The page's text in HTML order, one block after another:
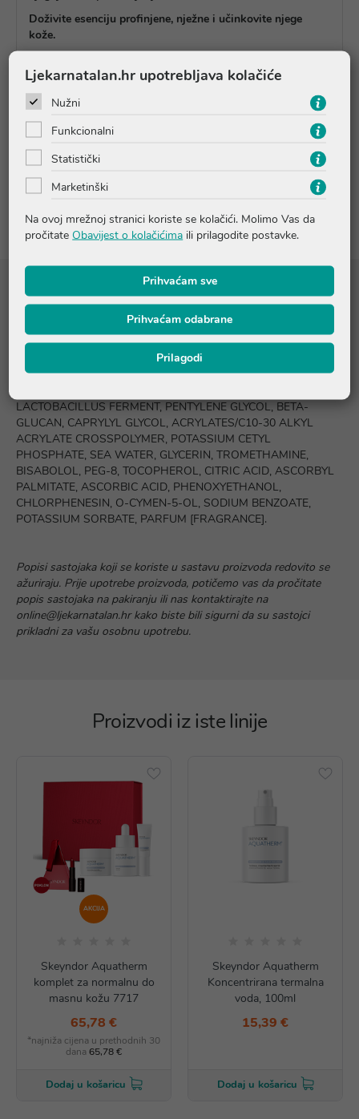
Doživite esenciju profinjene, nježne i učinkovite njege
kože.
Upute o proizvodu
Pitanja i odgovori
Recenzije
Sastojci
AQUA [WATER], C15-19 ALKANE, PEG-30 GLYCERYL
STEARATE, C12-20 ACID PEG-8 ESTER, BUTYLENE GLYCOL,
HAMAMELIS VIRGINIANA [WITCH HAZEL] WATER, CETYL
LACTOBACILLUS FERMENT, PENTYLENE GLYCOL, BETA-
GLUCAN, CAPRYLYL GLYCOL, ACRYLATES/C10-30 ALKYL
ACRYLATE CROSSPOLYMER, POTASSIUM CETYL
PHOSPHATE, SEA WATER, GLYCERIN, TROMETHAMINE,
BISABOLOL, PEG-8, TOCOPHEROL, CITRIC ACID, ASCORBYL
PALMITATE, ASCORBIC ACID, PHENOXYETHANOL,
CHLORPHENESIN, O-CYMEN-5-OL, SODIUM BENZOATE,
POTASSIUM SORBATE, PARFUM [FRAGRANCE].
Popisi sastojaka koji se koriste u sastavu proizvoda redovito se
ažuriraju. Prije upotrebe proizvoda, potičemo vas da pročitate
popis sastojaka na pakiranju ili nas kontaktirajte na
online@ljekarnatalan.hr kako biste bili sigurni da su sastojci
prikladni za vašu osobnu upotrebu.
Proizvodi iz iste linije
AKCIJA
Skeyndor Aquatherm
komplet za normalnu do
masnu kožu 7717
65,78 €
*najniža cijena u prethodnih 30
dana 65,78 €
Dodaj u košaricu
Skeyndor Aquatherm
Koncentrirana termalna
voda, 100ml
15,39 €
Dodaj u košaricu
Ljekarnatalan.hr upotrebljava kolačiće
Nužni
Funkcionalni
Statistički
Marketinški
Na ovoj mrežnoj stranici koriste se kolačići. Molimo Vas da
pročitate Obavijest o kolačićima ili prilagodite postavke.
Prihvaćam sve
Prihvaćam odabrane
Prilagodi